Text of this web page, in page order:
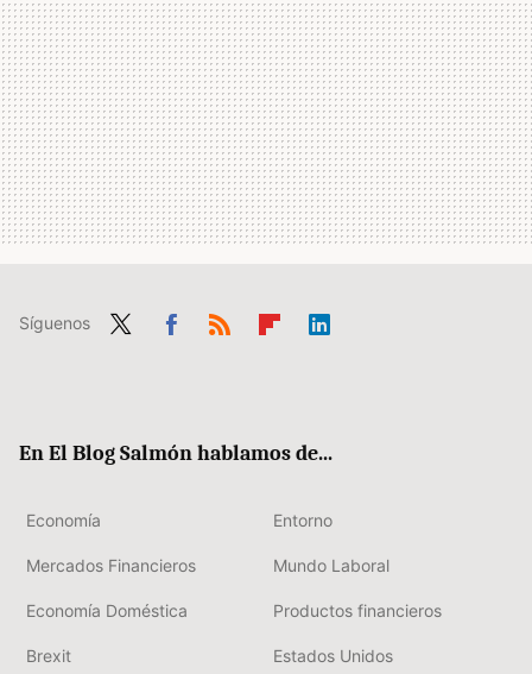
Síguenos
En El Blog Salmón hablamos de...
Economía Entorno
Mercados Financieros Mundo Laboral
Economía Doméstica Productos financieros
Brexit Estados Unidos